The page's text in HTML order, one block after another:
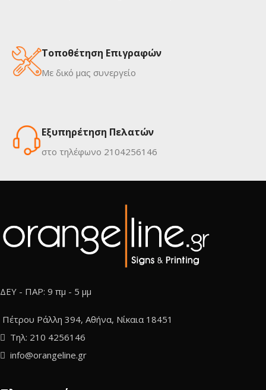
Τοποθέτηση Επιγραφών
Με δικό μας συνεργείο
Εξυπηρέτηση Πελατών
στο τηλέφωνο 2104256146
ΔΕΥ - ΠΑΡ: 9 πμ - 5 μμ
Πέτρου Ράλλη 394, Αθήνα, Νίκαια 18451
Τηλ: 210 4256146
info@orangeline.gr